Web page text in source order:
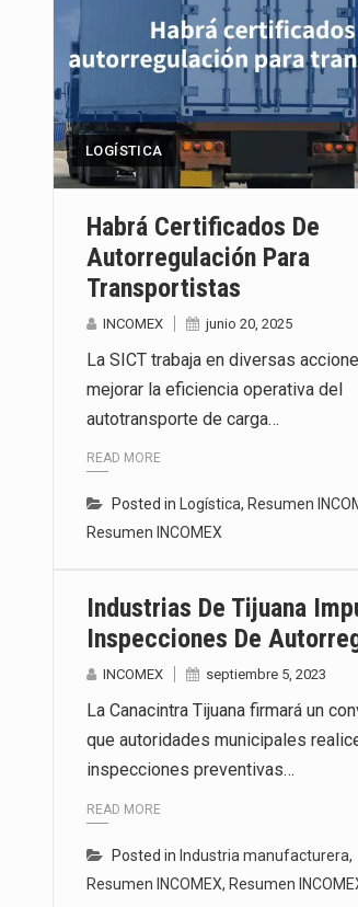
LOGÍSTICA
Habrá Certificados De
Autorregulación Para
Transportistas
INCOMEX junio 20, 2025
La SICT trabaja en diversas
mejorar la eficiencia operativa del
autotransporte de carga…
READ MORE
Posted in Logística, Resumen
Resumen INCOMEX
Industrias De Tijuana
Inspecciones De
INCOMEX septiembre 5, 2023
La Canacintra Tijuana firmará un
que autoridades municipales
inspecciones preventivas…
READ MORE
Posted in Industria manufacturera,
Resumen INCOMEX, Resumen